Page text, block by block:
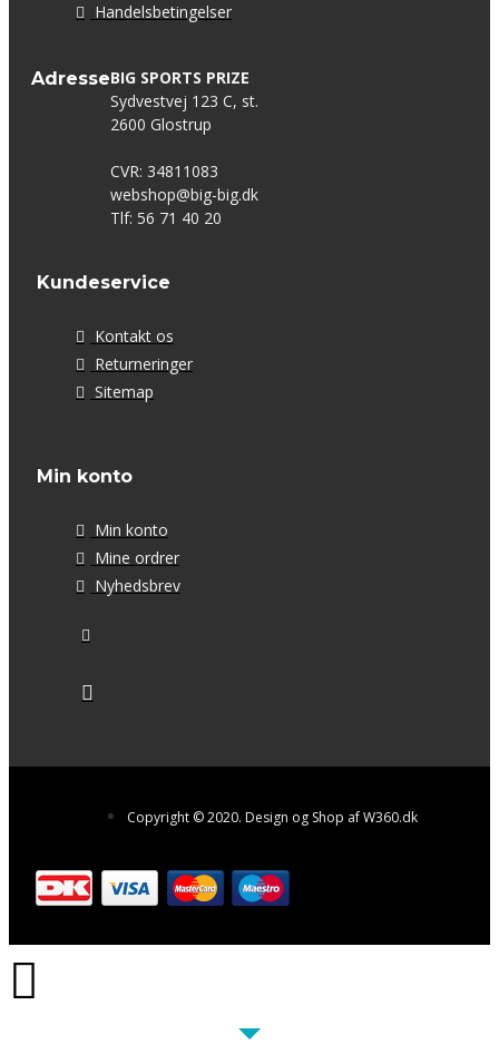
Handelsbetingelser
AdresseBIG SPORTS PRIZE
Sydvestvej 123 C, st.
2600 Glostrup
CVR: 34811083
webshop@big-big.dk
Tlf: 56 71 40 20
Kundeservice
Kontakt os
Returneringer
Sitemap
Min konto
Min konto
Mine ordrer
Nyhedsbrev
Copyright © 2020. Design og Shop af W360.dk